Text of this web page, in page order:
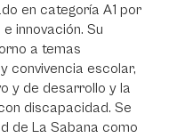
en categoría A1 por
innovación. Su
a temas
convivencia escolar,
y de desarrollo y la
discapacidad. Se
de La Sabana como